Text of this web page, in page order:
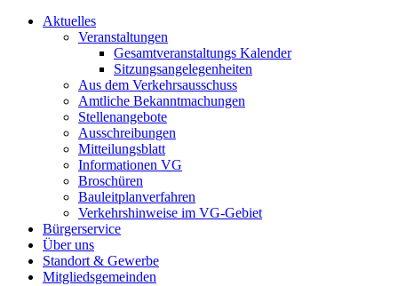
Aktuelles
Veranstaltungen
Gesamtveranstaltungs Kalender
Sitzungsangelegenheiten
Aus dem Verkehrsausschuss
Amtliche Bekanntmachungen
Stellenangebote
Ausschreibungen
Mitteilungsblatt
Informationen VG
Broschüren
Bauleitplanverfahren
Verkehrshinweise im VG-Gebiet
Bürgerservice
Über uns
Standort & Gewerbe
Mitgliedsgemeinden